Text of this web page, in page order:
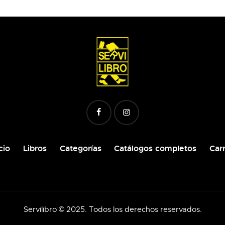
Libros Categorías Catálogos completos
Servilibro © 2025. Todos los derechos reservados.